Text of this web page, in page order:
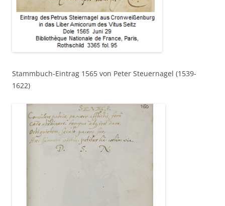
Stammbuch-Eintrag 1565 von Peter Steuernagel (1539-
1622)